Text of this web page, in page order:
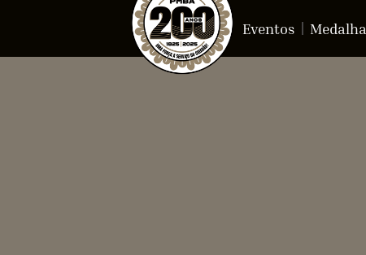
Eventos Medalha